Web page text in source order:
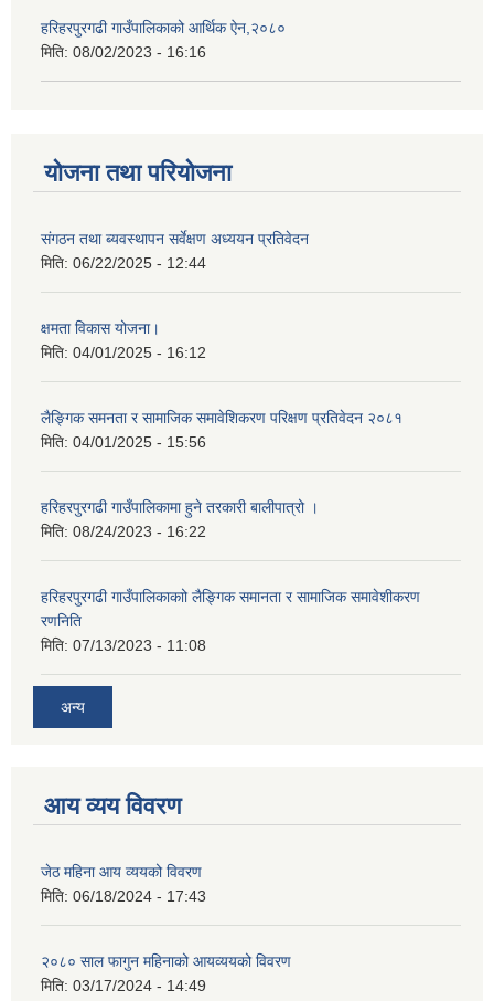
हरिहरपुरगढी गाउँपालिकाको आर्थिक ऐन,२०८०
मिति: 08/02/2023 - 16:16
योजना तथा परियोजना
संगठन तथा ब्यवस्थापन सर्वेक्षण अध्ययन प्रतिवेदन
मिति: 06/22/2025 - 12:44
क्षमता विकास योजना।
मिति: 04/01/2025 - 16:12
लैङ्गिक समनता र सामाजिक समावेशिकरण परिक्षण प्रतिवेदन २०८१
मिति: 04/01/2025 - 15:56
हरिहरपुरगढी गाउँपालिकामा हुने तरकारी बालीपात्रो ।
मिति: 08/24/2023 - 16:22
हरिहरपुरगढी गाउँपालिकाकाो लैङ्गिक समानता र सामाजिक समावेशीकरण
रणनिति
मिति: 07/13/2023 - 11:08
अन्य
आय व्यय विवरण
जेठ महिना आय व्ययको विवरण
मिति: 06/18/2024 - 17:43
२०८० साल फागुन महिनाको आयव्ययको विवरण
मिति: 03/17/2024 - 14:49